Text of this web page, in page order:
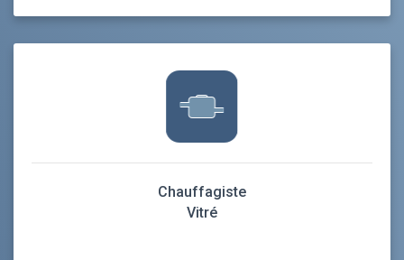
Chauffagiste
Vitré